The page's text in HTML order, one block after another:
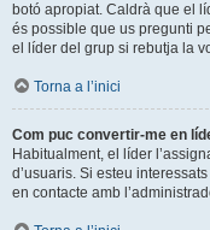
botó apropiat. Caldrà que el
és possible que us pregunti
el líder del grup si rebutja la
Torna a l’inici
Com puc convertir-me en
Habitualment, el líder
d’usuaris. Si esteu
en contacte amb